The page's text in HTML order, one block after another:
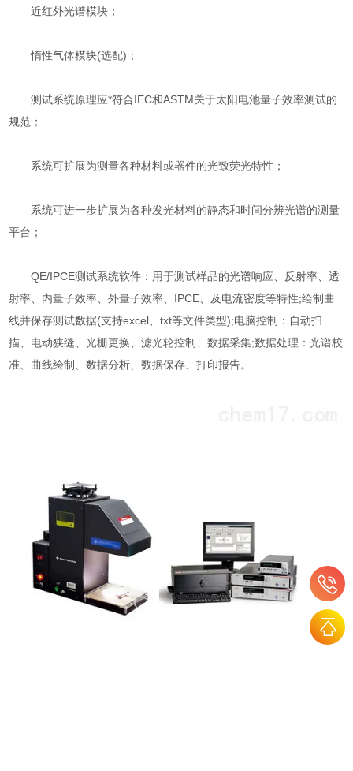
近红外光谱模块；
惰性气体模块(选配)；
测试系统原理应*符合IEC和ASTM关于太阳电池量子效率测试的
规范；
系统可扩展为测量各种材料或器件的光致荧光特性；
系统可进一步扩展为各种发光材料的静态和时间分辨光谱的测量
平台；
QE/IPCE测试系统软件：用于测试样品的光谱响应、反射率、透
射率、内量子效率、外量子效率、IPCE、及电流密度等特性;绘制曲
线并保存测试数据(支持excel、txt等文件类型);电脑控制：自动扫
描、电动狭缝、光栅更换、滤光轮控制、数据采集;数据处理：光谱校
准、曲线绘制、数据分析、数据保存、打印报告。